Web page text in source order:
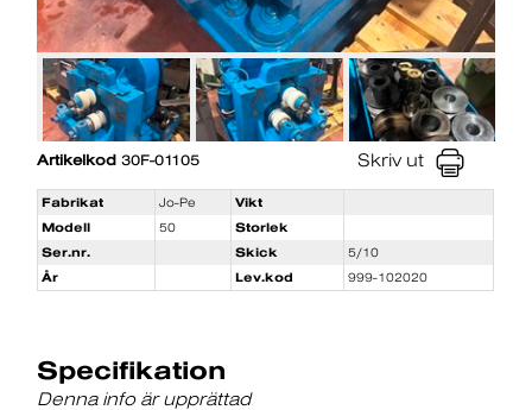
Artikelkod 30F-01105 Skriv ut
Fabrikat Jo-Pe
Vikt
Modell
50
Storlek
Ser.nr.
Skick
5/10
År
Lev.kod 999-102020
Specifikation
Denna info är upprättad